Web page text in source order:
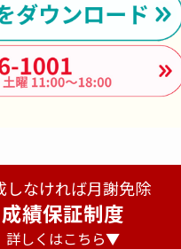
しなければ月謝免除
成績保証制度
詳しくはこちら▼